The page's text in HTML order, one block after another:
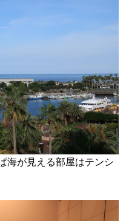
海が見える部屋はテンシ